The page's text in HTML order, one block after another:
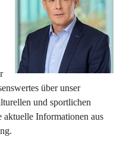
über unser
und sportlichen
aktuelle Informationen aus